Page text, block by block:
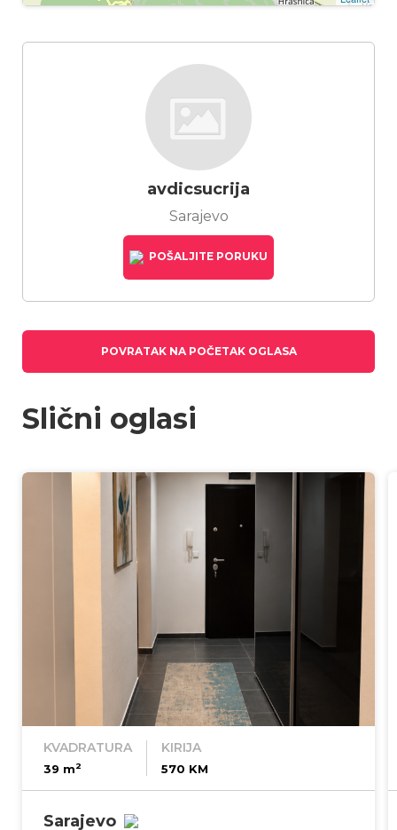
avdicsucrija
Sarajevo
POŠALJITE PORUKU
POVRATAK NA POČETAK OGLASA
Slični oglasi
KVADRATURA
39 m2
KIRIJA
570 KM
Sarajevo